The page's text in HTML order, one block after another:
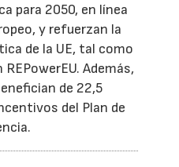
para 2050, en línea
y refuerzan la
de la UE, tal como
Además,
de 22,5
del Plan de